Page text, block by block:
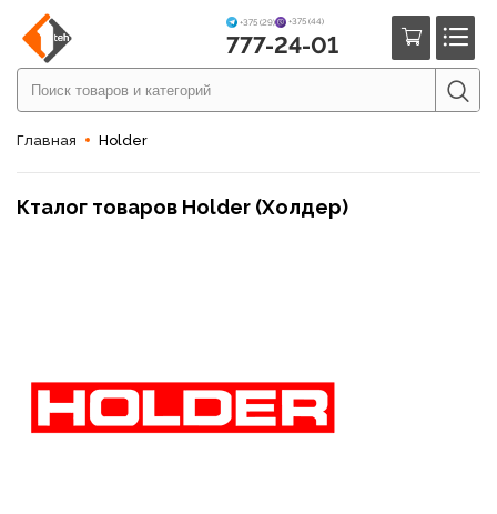
+375 (29) +375 (44)
777-24-01
Главная Holder
Кталог товаров Holder (Холдер)